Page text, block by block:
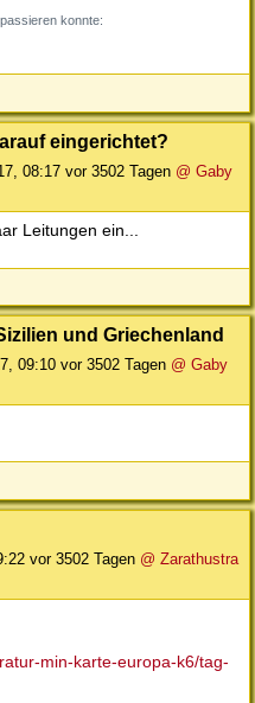
konnte:
eingerichtet?
08:17 vor 3502 Tagen @ Gaby
Leitungen ein...
und Griechenland
09:10 vor 3502 Tagen @ Gaby
vor 3502 Tagen @ Zarathustra
min-karte-europa-k6/tag-